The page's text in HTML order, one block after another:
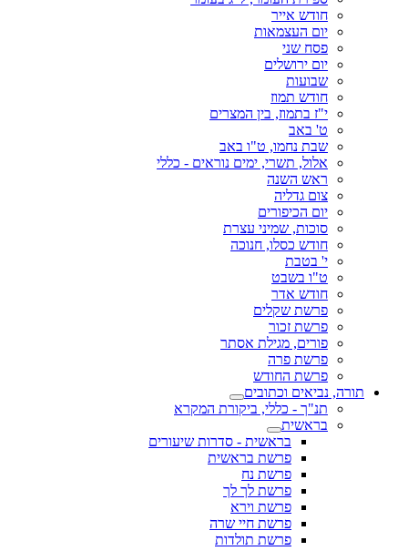
חודש אייר
יום העצמאות
פסח שני
יום ירושלים
שבועות
חודש תמוז
י"ז בתמוז, בין המצרים
ט' באב
שבת נחמו, ט"ו באב
אלול, תשרי, ימים נוראים - כללי
ראש השנה
צום גדליה
יום הכיפורים
סוכות, שמיני עצרת
חודש כסלו, חנוכה
י' בטבת
ט"ו בשבט
חודש אדר
פרשת שקלים
פרשת זכור
פורים, מגילת אסתר
פרשת פרה
פרשת החודש
תורה, נביאים וכתובים
תנ"ך - כללי, ביקורת המקרא
בראשית
בראשית - סדרות שיעורים
פרשת בראשית
פרשת נח
פרשת לך לך
פרשת וירא
פרשת חיי שרה
פרשת תולדות